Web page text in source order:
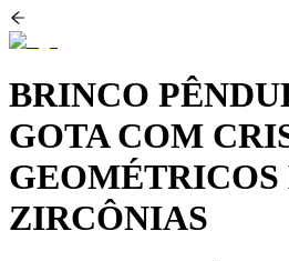
BRINCO
GOTA COM
GEOMÉTRICOS
ZIRCÔNIAS